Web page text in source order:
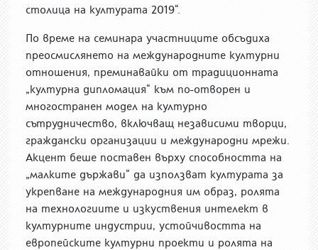
столица на културата 2019“.
По време на семинара участниците обсъдиха
преосмислянето на международните културни
отношения, преминавайки от традиционната
„културна дипломация“ към по-отворен и
многостранен модел на културно
сътрудничество, включващ независими творци,
граждански организации и международни мрежи.
Акцент беше поставен върху способността на
„малките държави“ да използват културата за
укрепване на международния им образ, ролята
на технологиите и изкуствения интелект в
културните индустрии, устойчивостта на
европейските културни проекти и ролята на